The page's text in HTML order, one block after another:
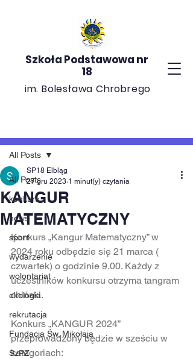
Szkoła Podstawowa nr
18
im. Bolesława Chrobrego
All Posts
konkurs
news
sport
wydarzenie
wolontariat
ekologia
rekrutacja
Fundacja Św. Mikołaja
SzPZ
All Posts
KANGUR
MATEMATYCZNY
SP18 Elbląg
27 gru 2023 1 minut(y) czytania
Konkurs „Kangur Matematyczny” w
2024 roku odbędzie się 21 marca (
czwartek) o godzinie 9.00. Każdy z
uczestników konkursu otrzyma tangram
chiński.
Konkurs „KANGUR 2024”
przeprowadzony będzie w sześciu w
kategoriach: